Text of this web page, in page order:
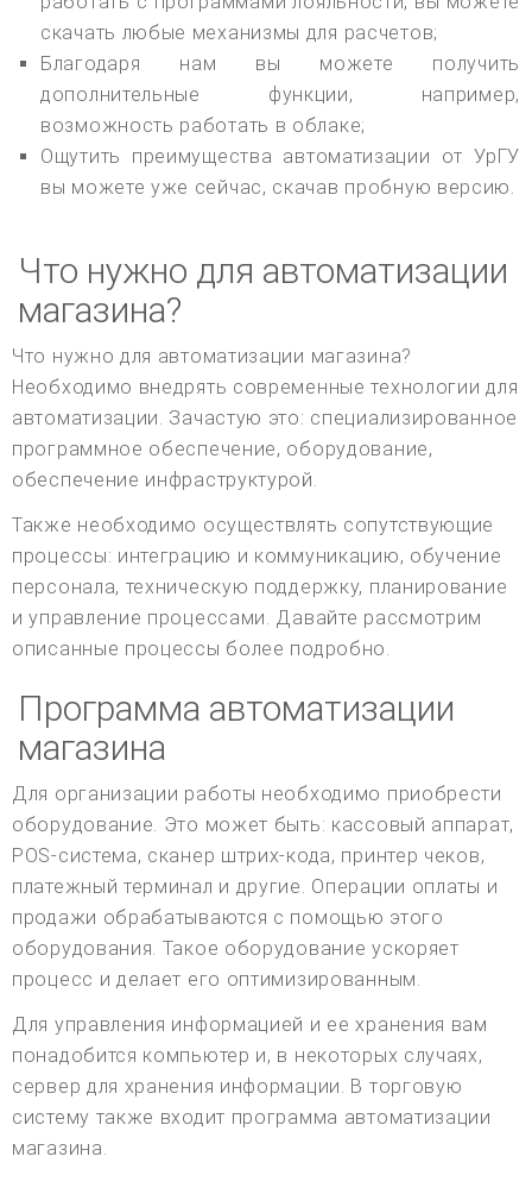
скачать любые механизмы для расчетов;
Благодаря нам вы можете получить
дополнительные функции, например,
возможность работать в облаке;
Ощутить преимущества автоматизации от УрГУ
вы можете уже сейчас, скачав пробную версию.
Что нужно для автоматизации
магазина?
Что нужно для автоматизации магазина?
Необходимо внедрять современные технологии для
автоматизации. Зачастую это: специализированное
программное обеспечение, оборудование,
обеспечение инфраструктурой.
Также необходимо осуществлять сопутствующие
процессы: интеграцию и коммуникацию, обучение
персонала, техническую поддержку, планирование
и управление процессами. Давайте рассмотрим
описанные процессы более подробно.
Программа автоматизации
магазина
Для организации работы необходимо приобрести
оборудование. Это может быть: кассовый аппарат,
POS-система, сканер штрих-кода, принтер чеков,
платежный терминал и другие. Операции оплаты и
продажи обрабатываются с помощью этого
оборудования. Такое оборудование ускоряет
процесс и делает его оптимизированным.
Для управления информацией и ее хранения вам
понадобится компьютер и, в некоторых случаях,
сервер для хранения информации. В торговую
систему также входит программа автоматизации
магазина.